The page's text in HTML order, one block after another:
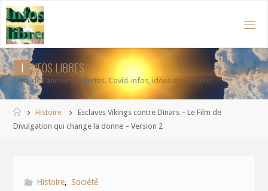
Aller
au
contenu
I NFOSLIBRES
Liste de Lanceurs d'alertes. Covid-infos, idées et solutions.
AccueilHistoire
Esclaves Vikings contre Dinars – Le Film de
Divulgation qui change la donne – Version 2
Histoire, Société